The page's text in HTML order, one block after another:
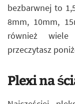
bezbarwnej to
8mm, 10mm,
również
przeczytasz
Plexi na